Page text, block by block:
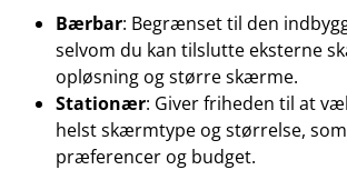
Bærbar: Begrænset til den
selvom du kan tilslutte eksterne
opløsning og større skærme.
Stationær: Giver friheden til at
helst skærmtype og størrelse,
præferencer og budget.